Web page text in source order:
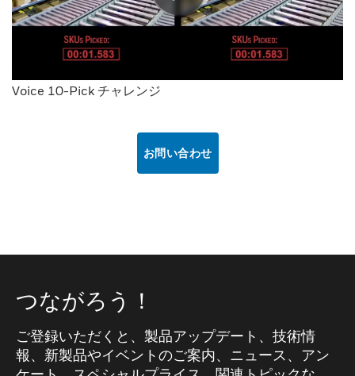
Voice 10-Pick チャレンジ
お問い合わせ
つながろう！
ご登録いただくと、製品アップデート、技術情
報、新製品やイベントのご案内、ニュース、アン